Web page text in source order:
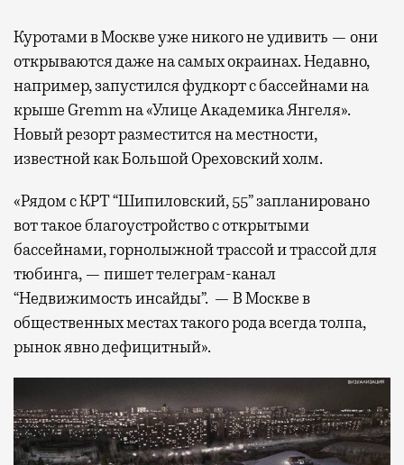
Куротами в Москве уже никого не удивить — они
открываются даже на самых окраинах. Недавно,
например, запустился фудкорт с бассейнами на
крыше Gremm на «Улице Академика Янгеля».
Новый резорт разместится на местности,
известной как Большой Ореховский холм.
«Рядом с КРТ “Шипиловский, 55” запланировано
вот такое благоустройство с открытыми
бассейнами, горнолыжной трассой и трассой для
тюбинга, — пишет телеграм-канал
“Недвижимость инсайды”. — В Москве в
общественных местах такого рода всегда толпа,
рынок явно дефицитный».